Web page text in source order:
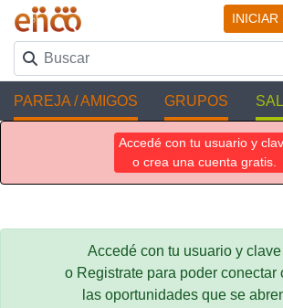
INICIAR
PAREJA / AMIGOS GRUPOS
Accedé con tu usuario y
o crea una cuenta gratis.
Accedé con tu usuario y clave
o Registrate para poder conectar
las oportunidades que se